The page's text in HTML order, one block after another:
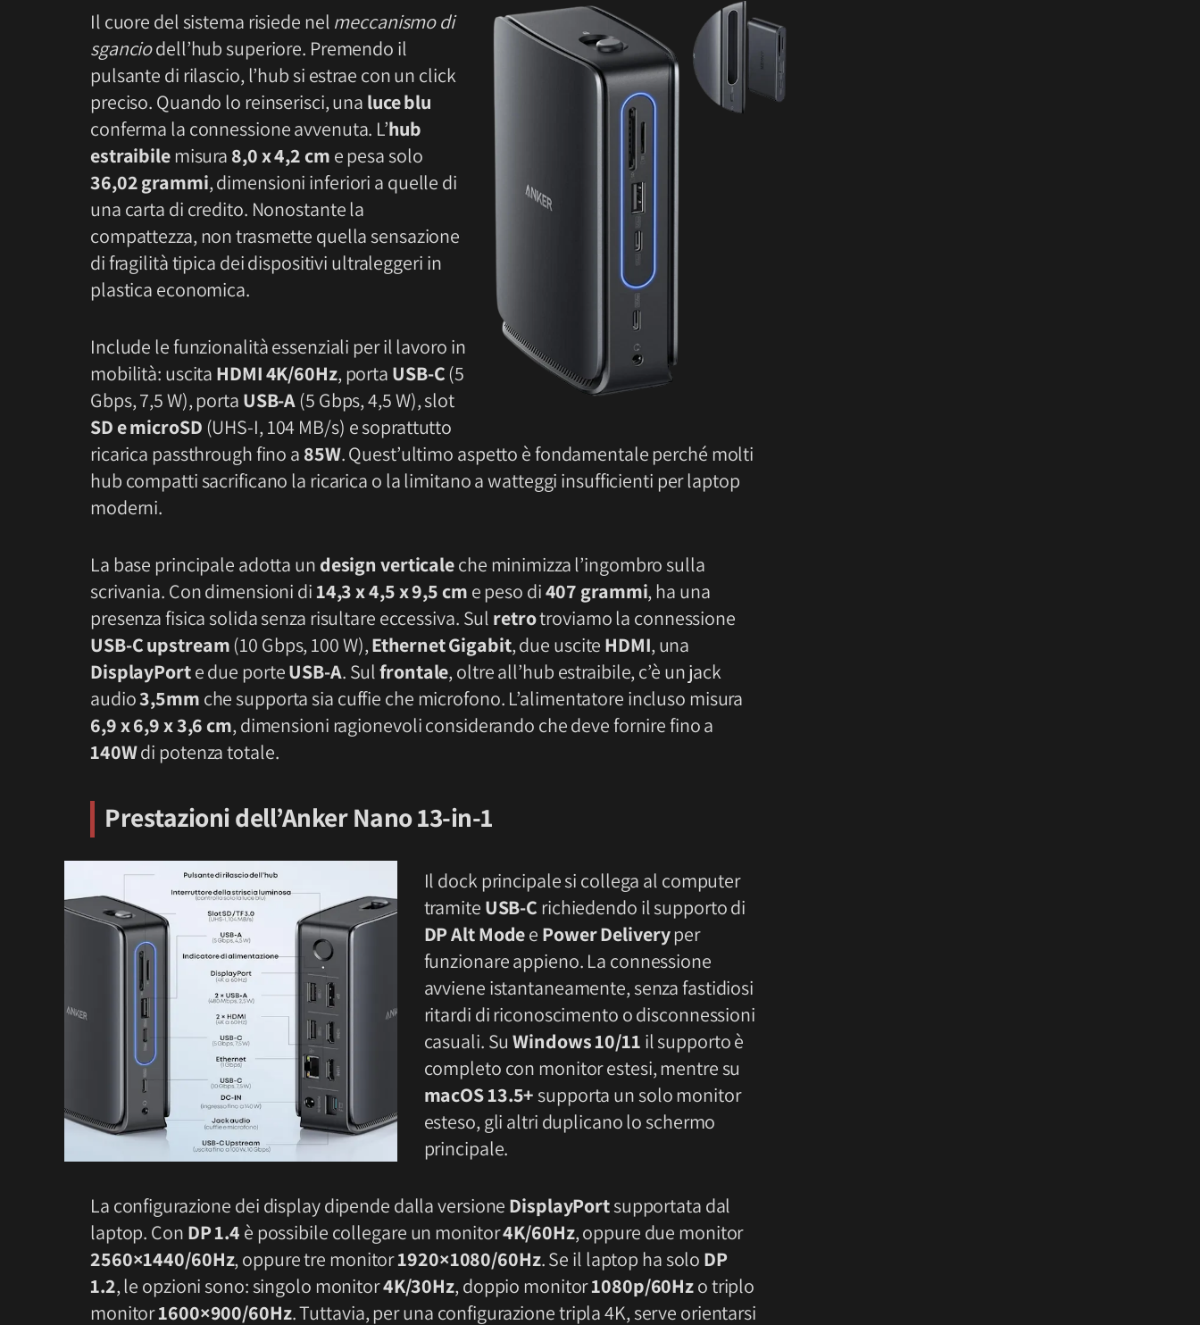
Il cuore del sistema risiede nel meccanismo di
sganciodell’hub superiore. Premendo il
pulsante di rilascio, l’hub si estrae con un click
preciso. Quando lo reinserisci, una luce blu
conferma la connessione avvenuta. L’hub
estraibilemisura 8,0 x 4,2 cm e pesa solo
36,02 grammi, dimensioni inferiori a quelle di
una carta di credito. Nonostante la
compattezza, non trasmette quella sensazione
di fragilità tipica dei dispositivi ultraleggeri in
plastica economica.
Include le funzionalità essenziali per il lavoro in
mobilità: uscita HDMI 4K/60Hz, porta USB-C(5
Gbps, 7,5 W), porta USB-A(5 Gbps, 4,5 W), slot
SD e microSD (UHS-I, 104 MB/s) e soprattutto
ricarica passthrough fino a 85W. Quest’ultimo aspetto è fondamentale perché molti
hub compatti sacrificano la ricarica o la limitano a watteggi insufficienti per laptop
moderni.
La base principale adotta un design verticaleche minimizza l’ingombro sulla
scrivania. Con dimensioni di14,3 x 4,5 x 9,5 cm e peso di407 grammi, ha una
presenza fisica solida senza risultare eccessiva. Sul retrotroviamo la connessione
USB-C upstream(10 Gbps, 100 W),Ethernet Gigabit, due uscite HDMI, una
DisplayPorte due porteUSB-A. Sulfrontale, oltre all’hub estraibile, c’è un jack
audio3,5mm che supporta sia cuffie che microfono. L’alimentatore incluso misura
6,9 x 6,9 x 3,6 cm, dimensioni ragionevoli considerando che deve fornire fino a
140Wdi potenza totale.
Prestazioni dell’Anker Nano 13-in-1
Il dock principale si collega al computer
tramite USB-C richiedendo il supporto di
DP Alt Modee Power Deliveryper
funzionare appieno. La connessione
avviene istantaneamente, senza fastidiosi
ritardi di riconoscimento o disconnessioni
casuali. SuWindows 10/11 il supporto è
completo con monitor estesi, mentre su
macOS 13.5+supporta un solo monitor
esteso, gli altri duplicano lo schermo
principale.
La configurazione dei display dipende dalla versione DisplayPortsupportata dal
laptop. Con DP 1.4 è possibile collegare un monitor4K/60Hz, oppure due monitor
2560×1440/60Hz, oppure tre monitor1920×1080/60Hz. Se il laptop ha solo DP
1.2, le opzioni sono: singolo monitor4K/30Hz, doppio monitor1080p/60Hzo triplo
monitor1600×900/60Hz. Tuttavia, per una configurazione tripla 4K, serve orientarsi